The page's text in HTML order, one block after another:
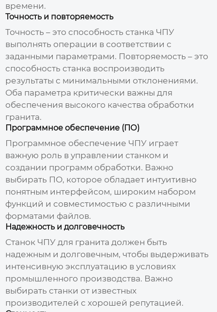
времени.
Точность и повторяемость
Точность – это способность станка ЧПУ
выполнять операции в соответствии с
заданными параметрами. Повторяемость – это
способность станка воспроизводить
результаты с минимальными отклонениями.
Оба параметра критически важны для
обеспечения высокого качества обработки
гранита.
Программное обеспечение (ПО)
Программное обеспечение ЧПУ играет
важную роль в управлении станком и
создании программ обработки. Важно
выбирать ПО, которое обладает интуитивно
понятным интерфейсом, широким набором
функций и совместимостью с различными
форматами файлов.
Надежность и долговечность
Станок ЧПУ для гранита должен быть
надежным и долговечным, чтобы выдерживать
интенсивную эксплуатацию в условиях
промышленного производства. Важно
выбирать станки от известных
производителей с хорошей репутацией.